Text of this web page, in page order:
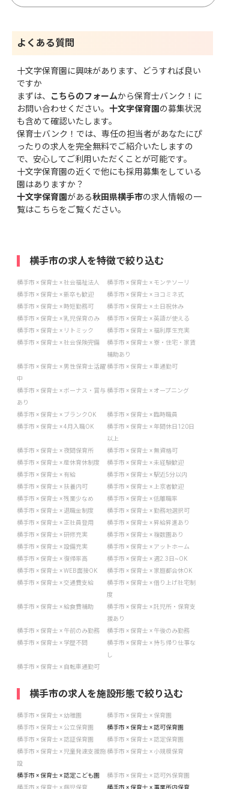
よくある質問
十文字保育園に興味があります、どうすれば良い
ですか
まずは、
こちらのフォームから保育士バンク！に
お問い合わせください。 十文字保育園の募集状況
も含めて確認いたします。
保育士バンク！では、専任の担当者があなたにぴ
ったりの求人を完全無料でご紹介いたしますの
で、安心してご利用いただくことが可能です。
十文字保育園の近くで他にも採用募集をしている
園はありますか？
十文字保育園がある秋田県横手市の求人情報の一
覧はこちらをご覧ください。
横手市の求人を特徴で絞り込む
横手市 × 保育士 × 社会福祉法人
横手市 × 保育士 × モンテソーリ
横手市 × 保育士 × 新卒も歓迎
横手市 × 保育士 × ヨコミネ式
横手市 × 保育士 × 時短勤務可
横手市 × 保育士 × 土日祝休み
横手市 × 保育士 × 乳児保育のみ
横手市 × 保育士 × 英語が使える
横手市 × 保育士 × リトミック
横手市 × 保育士 × 福利厚生充実
横手市 × 保育士 × 社会保険完備
横手市 × 保育士 × 寮・住宅・家賃
補助あり
横手市 × 保育士 × 男性保育士活躍
中
横手市 × 保育士 × 車通勤可
横手市 × 保育士 × ボーナス・賞与
あり
横手市 × 保育士 × オープニング
横手市 × 保育士 × ブランクOK
横手市 × 保育士 × 臨時職員
横手市 × 保育士 × 4月入職OK
横手市 × 保育士 × 年間休日120日
以上
横手市 × 保育士 × 夜間保育所
横手市 × 保育士 × 無資格可
横手市 × 保育士 × 産休育休制度
横手市 × 保育士 × 未経験歓迎
横手市 × 保育士 × 有給
横手市 × 保育士 × 駅近5分以内
横手市 × 保育士 × 扶養内可
横手市 × 保育士 × 上京者歓迎
横手市 × 保育士 × 残業少なめ
横手市 × 保育士 × 低離職率
横手市 × 保育士 × 退職金制度
横手市 × 保育士 × 勤務地選択可
横手市 × 保育士 × 正社員登用
横手市 × 保育士 × 昇給昇進あり
横手市 × 保育士 × 研修充実
横手市 × 保育士 × 複数園あり
横手市 × 保育士 × 設備充実
横手市 × 保育士 × アットホーム
横手市 × 保育士 × 復帰率高
横手市 × 保育士 × 週2.3日~OK
横手市 × 保育士 × WEB面接OK
横手市 × 保育士 × 家庭都合休OK
横手市 × 保育士 × 交通費支給
横手市 × 保育士 × 借り上げ社宅制
度
横手市 × 保育士 × 給食費補助
横手市 × 保育士 × 託児所・保育支
援あり
横手市 × 保育士 × 午前のみ勤務
横手市 × 保育士 × 午後のみ勤務
横手市 × 保育士 × 学歴不問
横手市 × 保育士 × 持ち帰り仕事な
し
横手市 × 保育士 × 自転車通勤可
横手市の求人を施設形態で絞り込む
横手市 × 保育士 × 幼稚園
横手市 × 保育士 × 保育園
横手市 × 保育士 × 公立保育園
横手市 × 保育士 × 認可保育園
横手市 × 保育士 × 認証保育園
横手市 × 保育士 × 認定保育園
横手市 × 保育士 × 児童発達支援施
設
横手市 × 保育士 × 小規模保育
横手市 × 保育士 × 認定こども園
横手市 × 保育士 × 認可外保育園
横手市 × 保育士 × 病児保育
横手市 × 保育士 × 事業所内保育